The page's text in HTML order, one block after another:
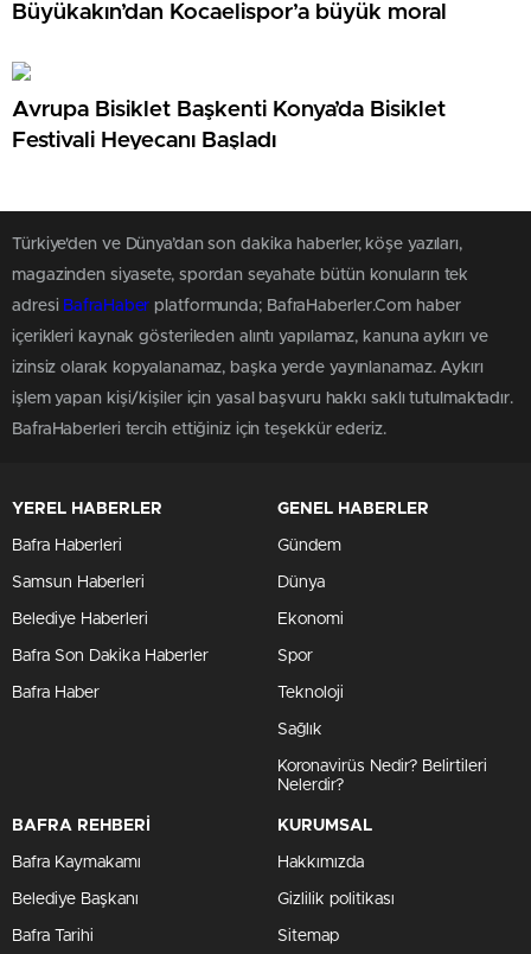
Büyükakın’dan Kocaelispor’a büyük moral
Avrupa Bisiklet Başkenti Konya’da Bisiklet
Festivali Heyecanı Başladı
Türkiye'den ve Dünya’dan son dakika haberler, köşe yazıları,
magazinden siyasete, spordan seyahate bütün konuların tek
adresi BafraHaber platformunda; BafraHaberler.Com haber
içerikleri kaynak gösterileden alıntı yapılamaz, kanuna aykırı ve
izinsiz olarak kopyalanamaz, başka yerde yayınlanamaz. Aykırı
işlem yapan kişi/kişiler için yasal başvuru hakkı saklı tutulmaktadır.
BafraHaberleri tercih ettiğiniz için teşekkür ederiz.
YEREL HABERLER
Bafra Haberleri
Samsun Haberleri
Belediye Haberleri
Bafra Son Dakika Haberler
Bafra Haber
GENEL HABERLER
Gündem
Dünya
Ekonomi
Spor
Teknoloji
Sağlık
Koronavirüs Nedir? Belirtileri
Nelerdir?
BAFRA REHBERİ
Bafra Kaymakamı
Belediye Başkanı
Bafra Tarihi
KURUMSAL
Hakkımızda
Gizlilik politikası
Sitemap